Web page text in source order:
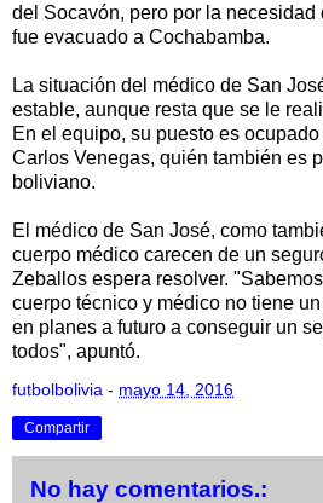
del Socavón, pero por la
fue evacuado a Cochabamba.
La situación del médico de San
estable, aunque resta que se le
En el equipo, su puesto es
Carlos Venegas, quién también es
boliviano.
El médico de San José, como
cuerpo médico carecen de un
Zeballos espera resolver.
cuerpo técnico y médico no tiene
en planes a futuro a conseguir un
todos", apuntó.
futbolbolivia - mayo 14, 2016
Compartir
No hay comentarios.: